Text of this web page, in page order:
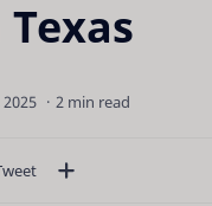
2 min read